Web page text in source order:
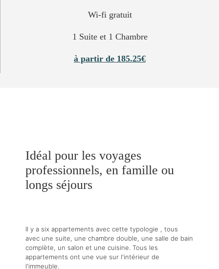
Wi-fi gratuit
1 Suite et 1 Chambre
à partir de 185.25€
Idéal pour les voyages
professionnels, en famille ou
longs séjours
Il y a six appartements avec cette typologie , tous
avec une suite, une chambre double, une salle de bain
complète, un salon et une cuisine. Tous les
appartements ont une vue sur l'intérieur de
l'immeuble.